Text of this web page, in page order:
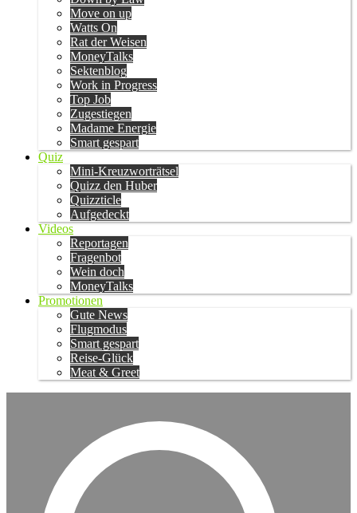
Move on up
Watts On
Rat der Weisen
MoneyTalks
Sektenblog
Work in Progress
Top Job
Zugestiegen
Madame Energie
Smart gespart
Quiz
Mini-Kreuzworträtsel
Quizz den Huber
Quizzticle
Aufgedeckt
Videos
Reportagen
Fragenbot
Wein doch
MoneyTalks
Promotionen
Gute News
Flugmodus
Smart gespart
Reise-Glück
Meat & Greet